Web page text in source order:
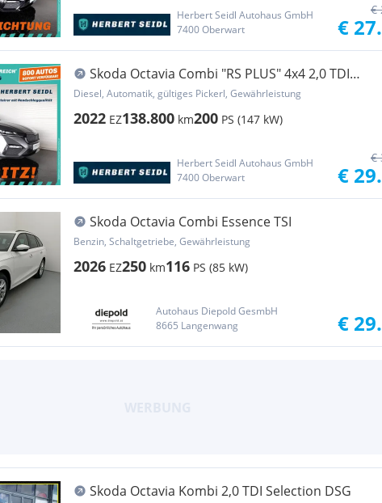
Herbert Seidl Autohaus GmbH
7400 Oberwart
€
€
Skoda Octavia Combi "RS PLUS" 4x4 2,0 TDI
DSG *STANDH...
Diesel, Automatik, gültiges Pickerl, Gewährleistung
2022 EZ138.800 km200 PS (147 kW)
Herbert Seidl Autohaus GmbH
7400 Oberwart
€
€
Skoda Octavia Combi Essence TSI
Benzin, Schaltgetriebe, Gewährleistung
2026 EZ250 km116 PS (85 kW)
Autohaus Diepold GesmbH
8665 Langenwang
€
Skoda Octavia Kombi 2,0 TDI Selection DSG